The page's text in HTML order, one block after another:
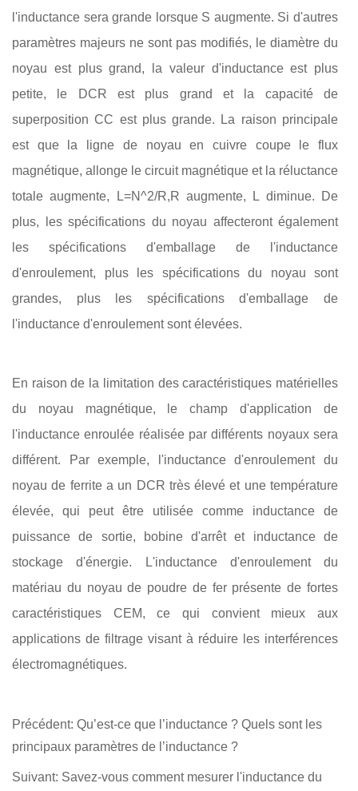
l'inductance sera grande lorsque S augmente. Si d'autres
paramètres majeurs ne sont pas modifiés, le diamètre du
noyau est plus grand, la valeur d'inductance est plus
petite, le DCR est plus grand et la capacité de
superposition CC est plus grande. La raison principale
est que la ligne de noyau en cuivre coupe le flux
magnétique, allonge le circuit magnétique et la réluctance
totale augmente, L=N^2/R,R augmente, L diminue. De
plus, les spécifications du noyau affecteront également
les spécifications d'emballage de l'inductance
d'enroulement, plus les spécifications du noyau sont
grandes, plus les spécifications d'emballage de
l'inductance d'enroulement sont élevées.
En raison de la limitation des caractéristiques matérielles
du noyau magnétique, le champ d'application de
l'inductance enroulée réalisée par différents noyaux sera
différent. Par exemple, l'inductance d'enroulement du
noyau de ferrite a un DCR très élevé et une température
élevée, qui peut être utilisée comme inductance de
puissance de sortie, bobine d'arrêt et inductance de
stockage d'énergie. L'inductance d'enroulement du
matériau du noyau de poudre de fer présente de fortes
caractéristiques CEM, ce qui convient mieux aux
applications de filtrage visant à réduire les interférences
électromagnétiques.
Précédent: Qu’est-ce que l’inductance ? Quels sont les
principaux paramètres de l’inductance ?
Suivant: Savez-vous comment mesurer l'inductance du